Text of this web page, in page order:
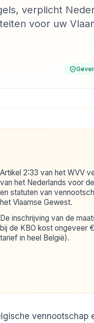
verplicht
voor uw
Artikel 2:33 van het WVV
van het Nederlands voor
en statuten van
het Vlaamse Gewest.
De inschrijving van de
bij de KBO kost ongeveer
tarief in heel België).
vennootschap